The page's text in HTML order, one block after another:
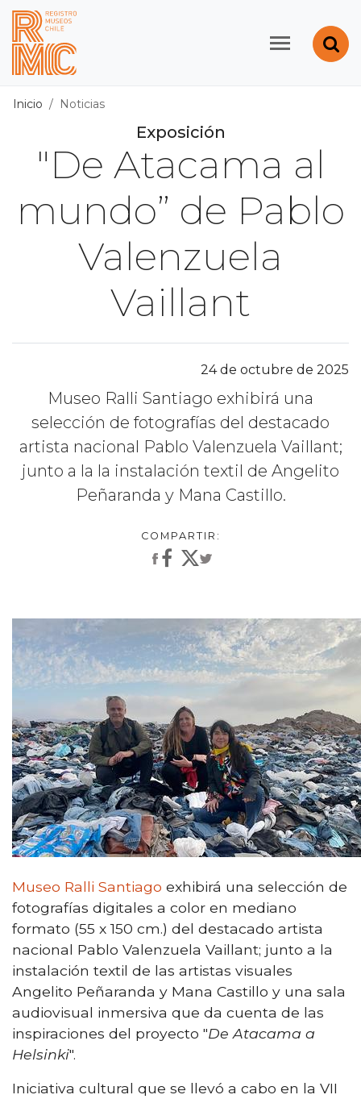
Contenido principal
Registro de Museos
Inicio Noticias
Exposición
"De Atacama al
mundo” de Pablo
Valenzuela
Vaillant
24 de octubre de 2025
Museo Ralli Santiago exhibirá una
selección de fotografías del destacado
artista nacional Pablo Valenzuela Vaillant;
junto a la la instalación textil de Angelito
Peñaranda y Mana Castillo.
Museo Ralli Santiago exhibirá una selección de
fotografías digitales a color en mediano
formato (55 x 150 cm.) del destacado artista
nacional Pablo Valenzuela Vaillant; junto a la
instalación textil de las artistas visuales
Angelito Peñaranda y Mana Castillo y una sala
audiovisual inmersiva que da cuenta de las
inspiraciones del proyecto "De Atacama a
Helsinki".
Iniciativa cultural que se llevó a cabo en la VII